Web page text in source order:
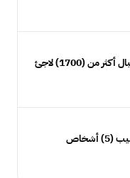
السلطات السودانية تعلن استقبال أكثر من (1700) لاجئ
مليشيا مسلحة تقتل امرأة وتصيب (5) أشخاص